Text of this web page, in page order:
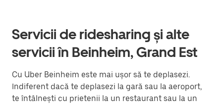
Servicii de ridesharing și alte
servicii în Beinheim, Grand Est
Cu Uber Beinheim este mai ușor să te deplasezi.
Indiferent dacă te deplasezi la gară sau la aeroport,
te întâlnești cu prietenii la un restaurant sau la un